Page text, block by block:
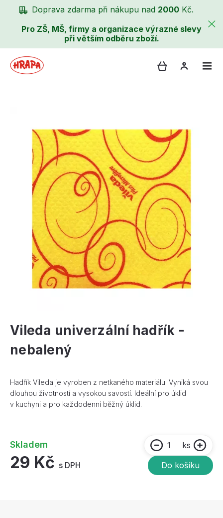
Doprava zdarma při nákupu nad 2000 Kč.
Pro ZŠ, MŠ, firmy a organizace výrazné slevy
při větším odběru zboží.
Vileda univerzální hadřík -
nebalený
Hadřík Vileda je vyroben z netkaného materiálu. Vyniká svou
dlouhou životností a vysokou savostí. Ideální pro úklid
v kuchyni a pro každodenní běžný úklid.
Skladem
29 Kč s DPH
ks
Do košíku